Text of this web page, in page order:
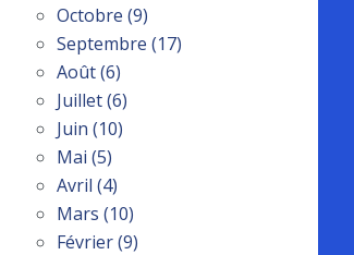
Octobre (9)
Septembre (17)
Août(6)
Juillet(6)
Juin (10)
Mai (5)
Avril (4)
Mars (10)
Février(9)